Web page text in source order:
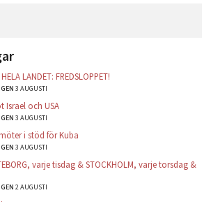
LANDET: FREDSLOPPET!
3 AUGUSTI
Israel och USA
3 AUGUSTI
i stöd för Kuba
3 AUGUSTI
varje tisdag & STOCKHOLM, varje torsdag &
2 AUGUSTI